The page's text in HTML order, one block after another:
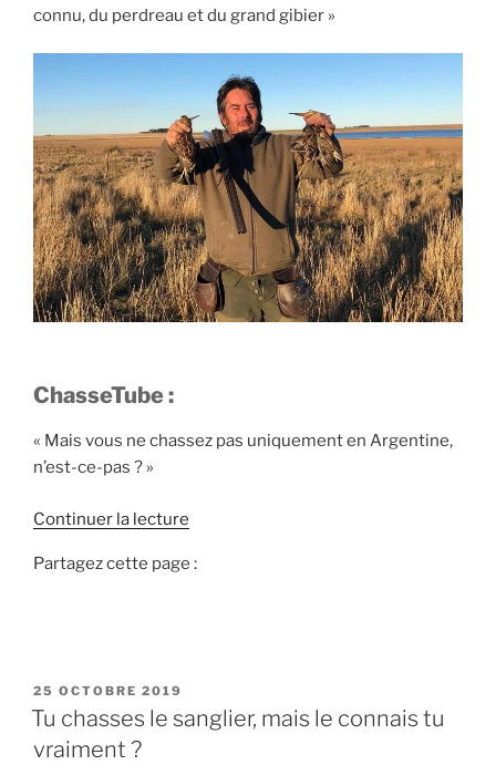
i
»
connu, du perdreau et du grand gibier »
ChasseTube :
« Mais vous ne chassez pas uniquement en Argentine,
n’est-ce-pas ? »
Continuer la lecture
«
g
Partagez cette page :
P
U
B
L
25 OCTOBRE 2019
Tu chasses le sanglier, mais le connais tu
vraiment ?